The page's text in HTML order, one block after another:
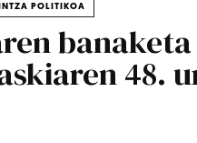
POLITIKOA
48.